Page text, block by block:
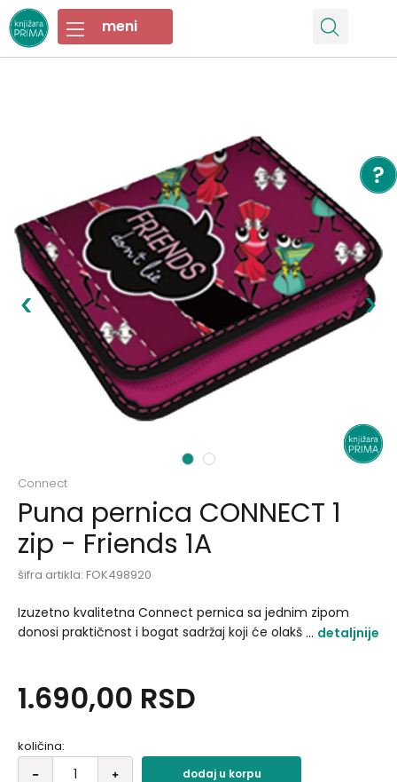
1 2
Connect
Puna pernica CONNECT 1
zip - Friends 1A
šifra artikla: FOK498920
Izuzetno kvalitetna Connect pernica sa jednim zipom
donosi praktičnost i bogat sadržaj koji će olakšati
korišćenje tokom cele školske godine..
detaljnije
1.690,00 RSD
količina:
dodaj u korpu